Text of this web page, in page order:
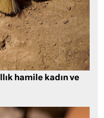
hamile kadın ve